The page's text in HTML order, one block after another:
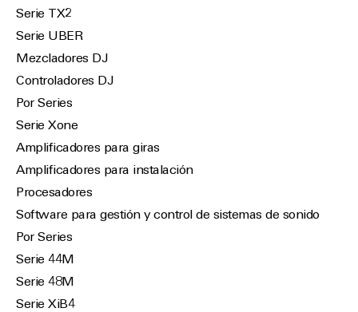
Serie TX2
Serie UBER
Mezcladores DJ
Controladores DJ
Por Series
Serie Xone
Amplificadores para giras
Amplificadores para instalación
Procesadores
Software para gestión y control de sistemas de sonido
Por Series
Serie 44M
Serie 48M
Serie XiB4